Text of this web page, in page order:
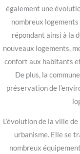
également une
nombreux
répondant ainsi à la
nouveaux logements,
confort aux habitants
De plus, la
préservation de
L’évolution de la ville
urbanisme. Elle se
nombreux